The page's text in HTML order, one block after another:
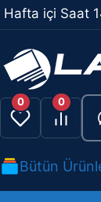
İçeriğe
atla
Hafta içi Saat
0 0
Bütün